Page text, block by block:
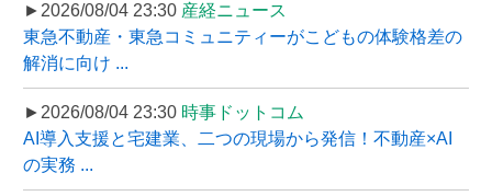
►2026/08/04 23:30 産経ニュース
東急不動産・東急コミュニティーがこどもの体験格差の
解消に向け ...
►2026/08/04 23:30 時事ドットコム
AI導入支援と宅建業、二つの現場から発信！不動産×AI
の実務 ...